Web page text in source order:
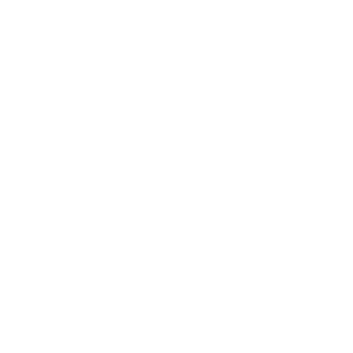
ありません。
です。
ず変更すること